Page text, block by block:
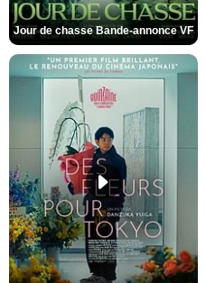
Jour de chasse Bande-annonce VF